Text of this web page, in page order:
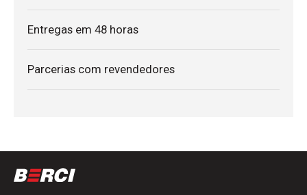
Entregas em 48 horas
Parcerias com revendedores